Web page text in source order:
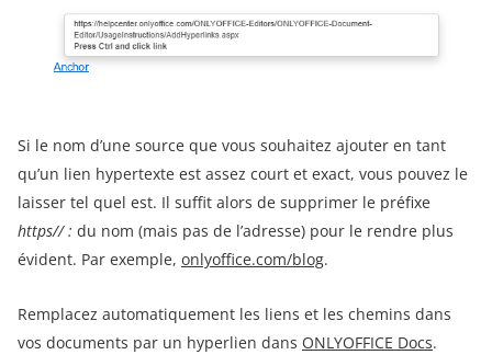
Si le nom d’une source que vous souhaitez ajouter en tant
qu’un lien hypertexte est assez court et exact, vous pouvez le
laisser tel quel est. Il suffit alors de supprimer le préfixe
https// : du nom (mais pas de l’adresse) pour le rendre plus
évident. Par exemple, onlyoffice.com/blog.
Remplacez automatiquement les liens et les chemins dans
vos documents par un hyperlien dans ONLYOFFICE Docs.